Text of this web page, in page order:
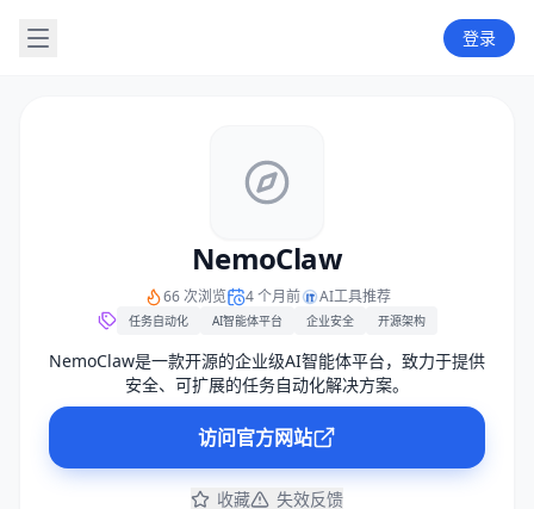
登录
NemoClaw
66 次浏览 4 个月前 AI工具推荐
任务自动化 AI智能体平台 企业安全 开源架构
NemoClaw是一款开源的企业级AI智能体平台，致力于提供
安全、可扩展的任务自动化解决方案。
访问官方网站
收藏 失效反馈